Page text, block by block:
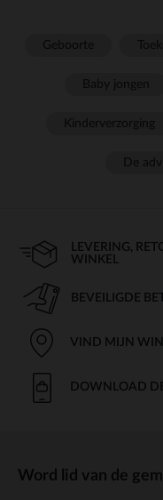
LEVERING,
WINKEL
BEVEILIGDE
VIND MIJN
DOWNLOAD
Word lid van de